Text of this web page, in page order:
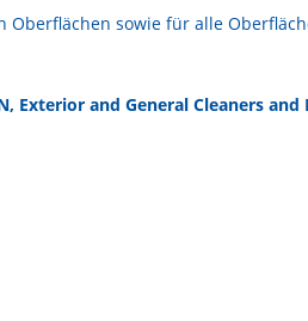
sowie für alle
Exterior and General Cleaners